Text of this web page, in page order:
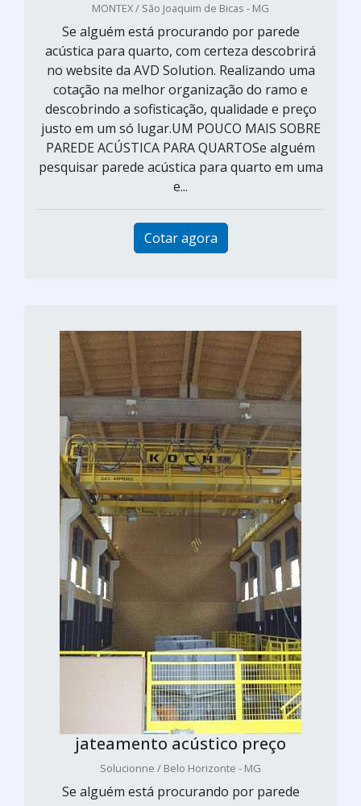
MONTEX / São Joaquim de Bicas - MG
Se alguém está procurando por parede
acústica para quarto, com certeza descobrirá
no website da AVD Solution. Realizando uma
cotação na melhor organização do ramo e
descobrindo a sofisticação, qualidade e preço
justo em um só lugar.UM POUCO MAIS SOBRE
PAREDE ACÚSTICA PARA QUARTOSe alguém
pesquisar parede acústica para quarto em uma
e...
Cotar agora
jateamento acústico preço
Solucionne / Belo Horizonte - MG
Se alguém está procurando por parede